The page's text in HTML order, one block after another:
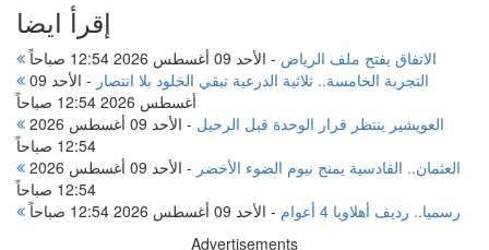
إقرأ ايضا
الاتفاق يفتح ملف الرياض - الأحد 09 أغسطس 2026 12:54 صباحاً
التجربة الخامسة.. ثلاثية الدرعية تبقي الخلود بلا انتصار -
الأحد 09
أغسطس 2026 12:54 صباحاً
العويشير ينتظر قرار الوحدة قبل الرحيل -
الأحد 09 أغسطس 2026
12:54 صباحاً
العثمان.. القادسية يمنح نيوم الضوء الأخضر -
الأحد 09 أغسطس 2026
12:54 صباحاً
رسميا.. رديف أهلاويا 4 أعوام
- الأحد 09 أغسطس 2026 12:54 صباحاً
Advertisements